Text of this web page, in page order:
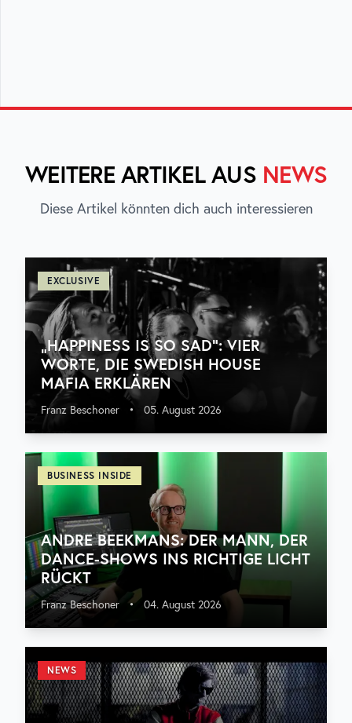
WEITERE ARTIKEL AUS NEWS
Diese Artikel könnten dich auch interessieren
EXCLUSIVE
„HAPPINESS IS SO SAD“: VIER
WORTE, DIE SWEDISH HOUSE
MAFIA ERKLÄREN
Franz Beschoner • 05. August 2026
BUSINESS INSIDE
ANDRE BEEKMANS: DER MANN, DER
DANCE-SHOWS INS RICHTIGE LICHT
RÜCKT
Franz Beschoner • 04. August 2026
NEWS